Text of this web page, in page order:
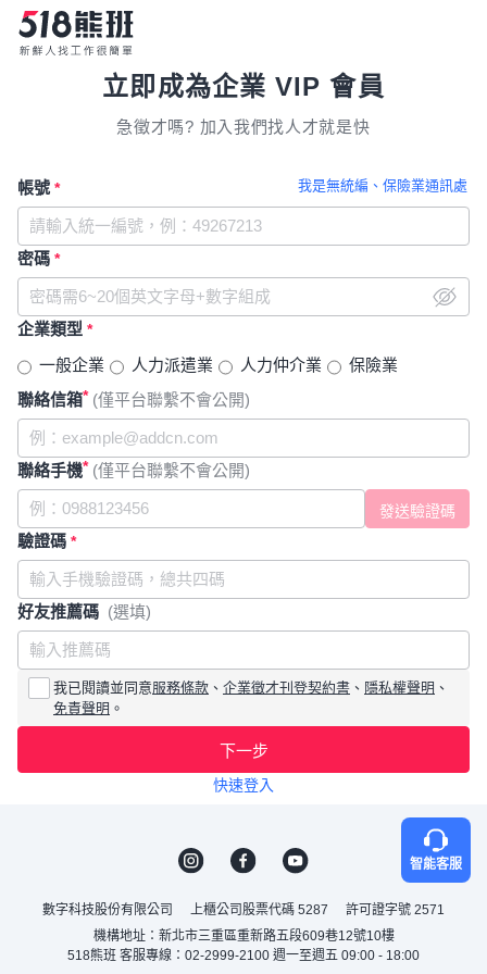
立即成為企業 VIP 會員
急徵才嗎? 加入我們找人才就是快
我是無統編、保險業通訊處
帳號 *
密碼 *
企業類型 *
一般企業 人力派遣業 人力仲介業
保險業
聯絡信箱* (僅平台聯繫不會公開)
聯絡手機* (僅平台聯繫不會公開)
驗證碼 *
好友推薦碼 (選填)
我已閱讀並同意服務條款 、 企業徵才刊登契約書 、 隱私權聲明 、
免責聲明 。
下一步
快速登入
智能客服
數字科技股份有限公司 上櫃公司股票代碼 5287
許可證字號 2571
機構地址：新北市三重區重新路五段609巷12號10樓
518熊班 客服專線：02-2999-2100 週一至週五 09:00 - 18:00